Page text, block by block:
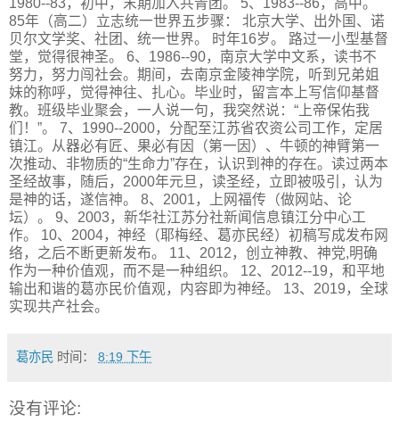
85年（高二）立志统一世界五步骤： 北京大学、出外国、诺
贝尔文学奖、社团、统一世界。 时年16岁。 路过一小型基督
堂，觉得很神圣。 6、1986--90，南京大学中文系，读书不
努力，努力闯社会。期间，去南京金陵神学院，听到兄弟姐
妹的称呼，觉得神往、扎心。毕业时，留言本上写信仰基督
教。班级毕业聚会，一人说一句，我突然说：“上帝保佑我
们！”。 7、1990--2000，分配至江苏省农资公司工作，定居
镇江。从器必有匠、果必有因（第一因）、牛顿的神臂第一
次推动、非物质的“生命力”存在，认识到神的存在。读过两本
圣经故事，随后，2000年元旦，读圣经，立即被吸引，认为
是神的话，遂信神。 8、2001，上网福传（做网站、论
坛）。 9、2003，新华社江苏分社新闻信息镇江分中心工
作。 10、2004，神经（耶梅经、葛亦民经）初稿写成发布网
络，之后不断更新发布。 11、2012，创立神教、神党,明确
作为一种价值观，而不是一种组织。 12、2012--19，和平地
输出和谐的葛亦民价值观，内容即为神经。 13、2019，全球
实现共产社会。
葛亦民 时间： 8:19 下午
没有评论: